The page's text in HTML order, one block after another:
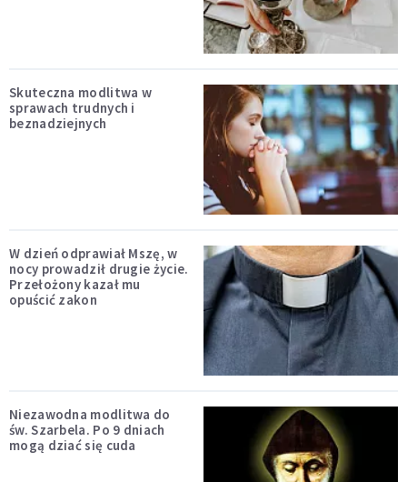
Skuteczna modlitwa w
sprawach trudnych i
beznadziejnych
W dzień odprawiał Mszę, w
nocy prowadził drugie życie.
Przełożony kazał mu
opuścić zakon
Niezawodna modlitwa do
św. Szarbela. Po 9 dniach
mogą dziać się cuda